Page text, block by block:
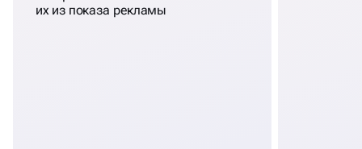
их из показа рекламы